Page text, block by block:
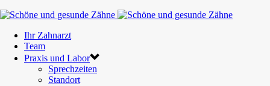
Ihr Zahnarzt
Team
Praxis und Labor
Sprechzeiten
Standort